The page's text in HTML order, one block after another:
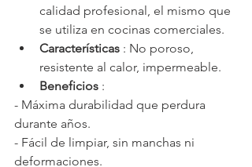
calidad profesional, el mismo que
se utiliza en cocinas comerciales.
Características : No poroso,
resistente al calor, impermeable.
Beneficios :
- Máxima durabilidad que perdura
durante años.
- Fácil de limpiar, sin manchas ni
deformaciones.